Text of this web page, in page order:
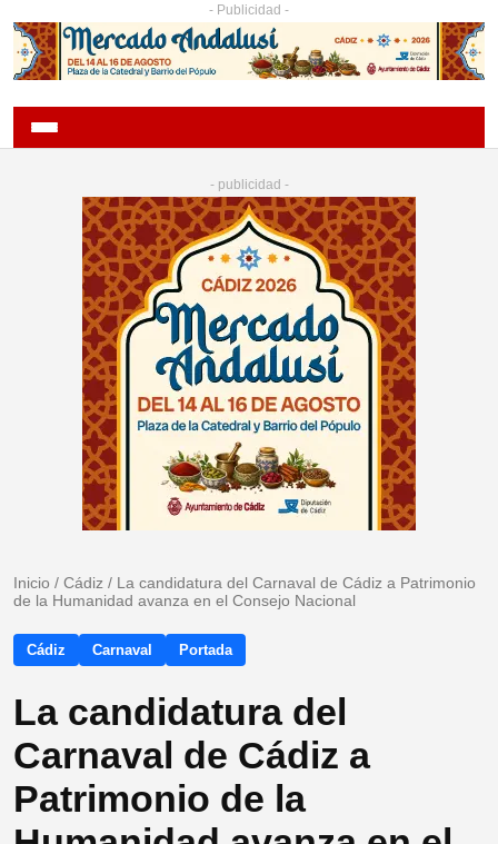
- Publicidad -
- publicidad -
Inicio / Cádiz / La candidatura del Carnaval de Cádiz a Patrimonio
de la Humanidad avanza en el Consejo Nacional
Cádiz Carnaval Portada
La candidatura del
Carnaval de Cádiz a
Patrimonio de la